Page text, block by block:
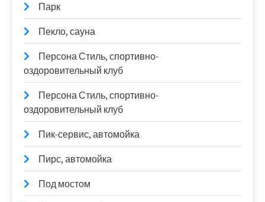
Парк
Пекло, сауна
Персона Стиль, спортивно-
оздоровительный клуб
Персона Стиль, спортивно-
оздоровительный клуб
Пик-сервис, автомойка
Пирс, автомойка
Под мостом